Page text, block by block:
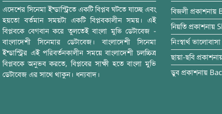
এদেশের সিনেমা ইন্ডাস্ট্রিতে একটি বিপ্লব ঘটতে যাচ্ছে এবং
হয়তো বর্তমান সময়টা একটি বিপ্লবকালীন সময়। এই
বিপ্লবকে বেগবান করে তুলতেই বাংলা মুভি ডেটাবেজ -
বাংলাদেশী সিনেমার ডেটাবেজ। বাংলাদেশী সিনেমা
ইন্ডাস্ট্রির এই পরিবর্তনকালীন সময়ে বাংলাদেশী চলচ্চিত্র
বিপ্লবকে অনুভব করতে, বিপ্লবের সাক্ষী হতে বাংলা মুভি
ডেটাবেজ এর সাথে থাকুন। ধন্যবাদ।
বিজলী প্রকাশনায়
নিয়তি প্রকাশনায়
নিঃস্বার্থ ভালোবাসা
ছায়া-ছবি
ডুব প্রকাশনায়